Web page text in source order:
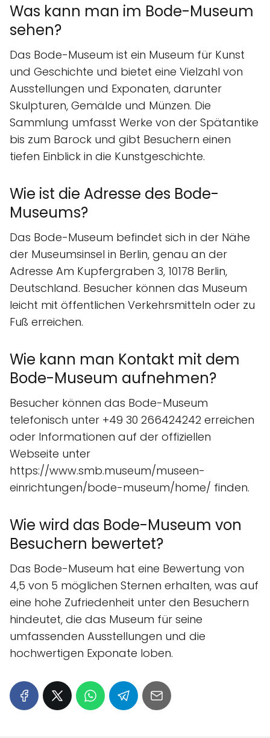
Was kann man im Bode-Museum
sehen?
Das Bode-Museum ist ein Museum für Kunst
und Geschichte und bietet eine Vielzahl von
Ausstellungen und Exponaten, darunter
Skulpturen, Gemälde und Münzen. Die
Sammlung umfasst Werke von der Spätantike
bis zum Barock und gibt Besuchern einen
tiefen Einblick in die Kunstgeschichte.
Wie ist die Adresse des Bode-
Museums?
Das Bode-Museum befindet sich in der Nähe
der Museumsinsel in Berlin, genau an der
Adresse Am Kupfergraben 3, 10178 Berlin,
Deutschland. Besucher können das Museum
leicht mit öffentlichen Verkehrsmitteln oder zu
Fuß erreichen.
Wie kann man Kontakt mit dem
Bode-Museum aufnehmen?
Besucher können das Bode-Museum
telefonisch unter +49 30 266424242 erreichen
oder Informationen auf der offiziellen
Webseite unter
https://www.smb.museum/museen-
einrichtungen/bode-museum/home/ finden.
Wie wird das Bode-Museum von
Besuchern bewertet?
Das Bode-Museum hat eine Bewertung von
4,5 von 5 möglichen Sternen erhalten, was auf
eine hohe Zufriedenheit unter den Besuchern
hindeutet, die das Museum für seine
umfassenden Ausstellungen und die
hochwertigen Exponate loben.